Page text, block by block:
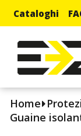
Cataloghi
Home
Guaine